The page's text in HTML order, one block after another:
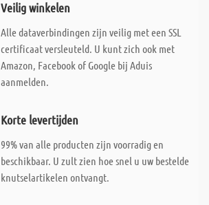
Veilig winkelen
Alle dataverbindingen zijn veilig met een SSL
certificaat versleuteld. U kunt zich ook met
Amazon, Facebook of Google bij Aduis
aanmelden.
Korte levertijden
99% van alle producten zijn voorradig en
beschikbaar. U zult zien hoe snel u uw bestelde
knutselartikelen ontvangt.